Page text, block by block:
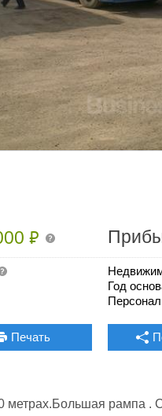
₽
Год
Печать
метрах.Большая рампа .